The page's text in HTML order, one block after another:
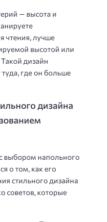
— высота и
чтения, лучше
высотой или
дизайн
где он больше
дизайна
выбором напольного
о том, как его
стильного дизайна
советов, которые